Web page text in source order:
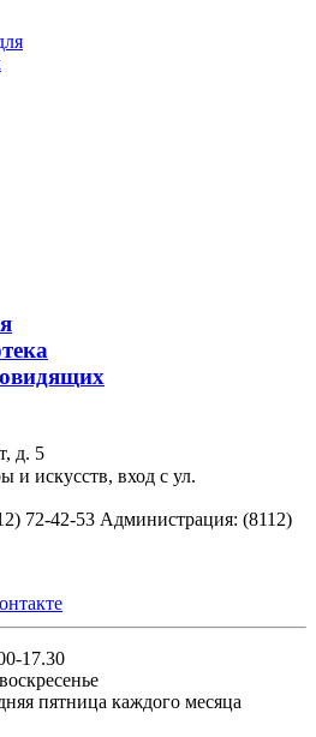
д. 5
и искусств, вход с ул.
72-42-53 Администрация: (8112)
17.30
пятница каждого месяца